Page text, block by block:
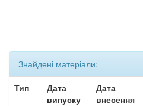
Знайдені матеріали:
Тип
Дата
випуску
Дата
внесення